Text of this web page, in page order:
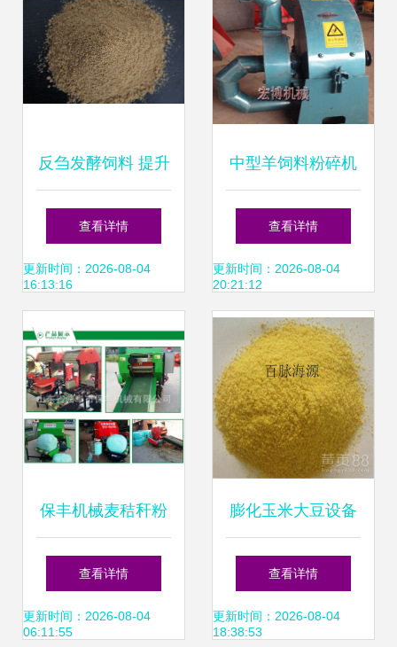
反刍发酵饲料 提升
畜牧生产效益的创
新选择
查看详情
更新时间：2026-08-04
16:13:16
中型羊饲料粉碎机
与大型双沙克龙粉
碎机 多功能杂草粉
碎机的价格、厂家
与选购指南
查看详情
更新时间：2026-08-04
20:21:12
保丰机械麦秸秆粉
碎机与青贮饲料揉
丝机 高效饲料加工
查看详情
更新时间：2026-08-04
06:11:55
膨化玉米大豆设备
在乳猪与貂狐饲料
生产线中的应用
查看详情
更新时间：2026-08-04
18:38:53